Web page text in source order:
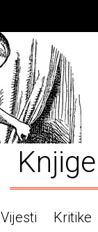
Knjige
Vijesti Kritike